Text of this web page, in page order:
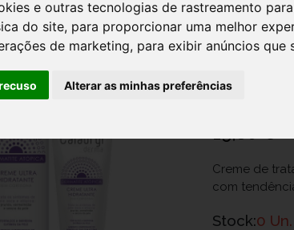
e outras tecnologias de rastreamento
do site, para proporcionar uma melhor
de marketing, para exibir anúncios que
Alterar as minhas preferências
Caladryl
Creme de
com
Stock:0 Un.